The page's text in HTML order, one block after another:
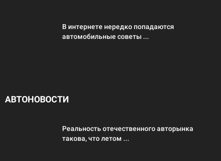
В интернете нередко попадаются
автомобильные советы ...
АВТОНОВОСТИ
Реальность отечественного авторынка
такова, что летом ...